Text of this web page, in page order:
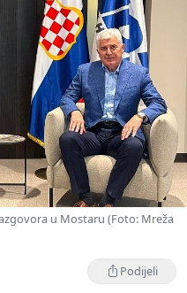
u Mostaru (Foto: Mreža
Podijeli